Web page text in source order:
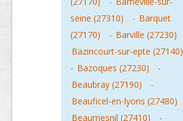
seine (27310)
- Barquet
(27170)
- Barville (27230)
Bazincourt-sur-epte (27140)
- Bazoques (27230)
-
Beaubray (27190)
-
Beauficel-en-lyons (27480)
Beaumesnil (27410)
-